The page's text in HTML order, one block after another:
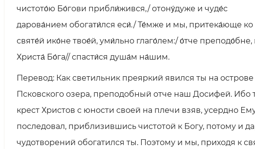
чистото́ю Бо́гови прибли́жився,/ отону́дуже и чуде́с
дарова́нием обогати́лся еси́./ Те́мже и мы, притека́юще ко
святе́й ико́не твое́й, уми́льно глаго́лем:/ о́тче преподо́бне,
Христа́ Бо́га// спасти́ся душа́м на́шим.
Перевод: Как светильник преяркий явился ты на острове
Псковского озера, преподобный отче наш Досифей. Ибо
крест Христов с юности своей на плечи взяв, усердно
последовал, приблизившись чистотой к Богу, потому и
чудотворений обогатился ты. Поэтому и мы, приходя к